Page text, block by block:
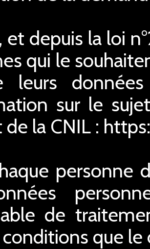
et depuis la loi
qui le
leurs
sur le
la CNIL :
personne
de
que le